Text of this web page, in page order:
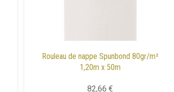
Rouleau de nappe Spunbond 80gr/m²
1,20m x 50m
82,66 €